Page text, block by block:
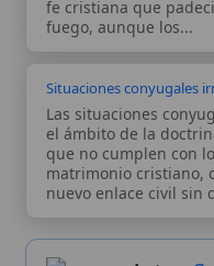
Artículo
editorial de
del artículo
usando
patrísticos,
teológicos,